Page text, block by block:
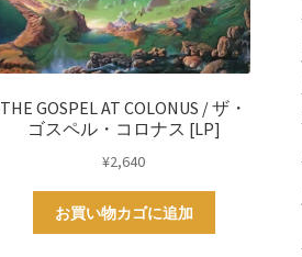
THE GOSPEL AT COLONUS / ザ・
ゴスペル・コロナス [LP]
¥2,640
お買い物カゴに追加